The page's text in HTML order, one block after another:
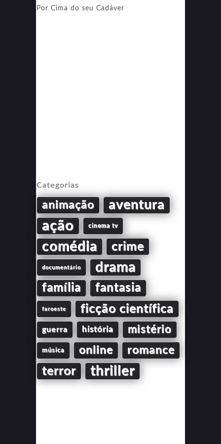
Por Cima do seu Cadáver
Categorias
animação aventura
ação cinema tv
comédia crime
documentário drama
família fantasia
faroeste ficção científica
guerra história mistério
música online romance
terror thriller